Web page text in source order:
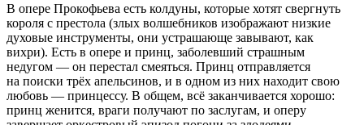
В опере Прокофьева есть колдуны, которые хотят свергнуть
короля с престола (злых волшебников изображают низкие
духовые инструменты, они устрашающе завывают, как
вихри). Есть в опере и принц, заболевший страшным
недугом — он перестал смеяться. Принц отправляется
на поиски трёх апельсинов, и в одном из них находит свою
любовь — принцессу. В общем, всё заканчивается хорошо:
принц женится, враги получают по заслугам, и оперу